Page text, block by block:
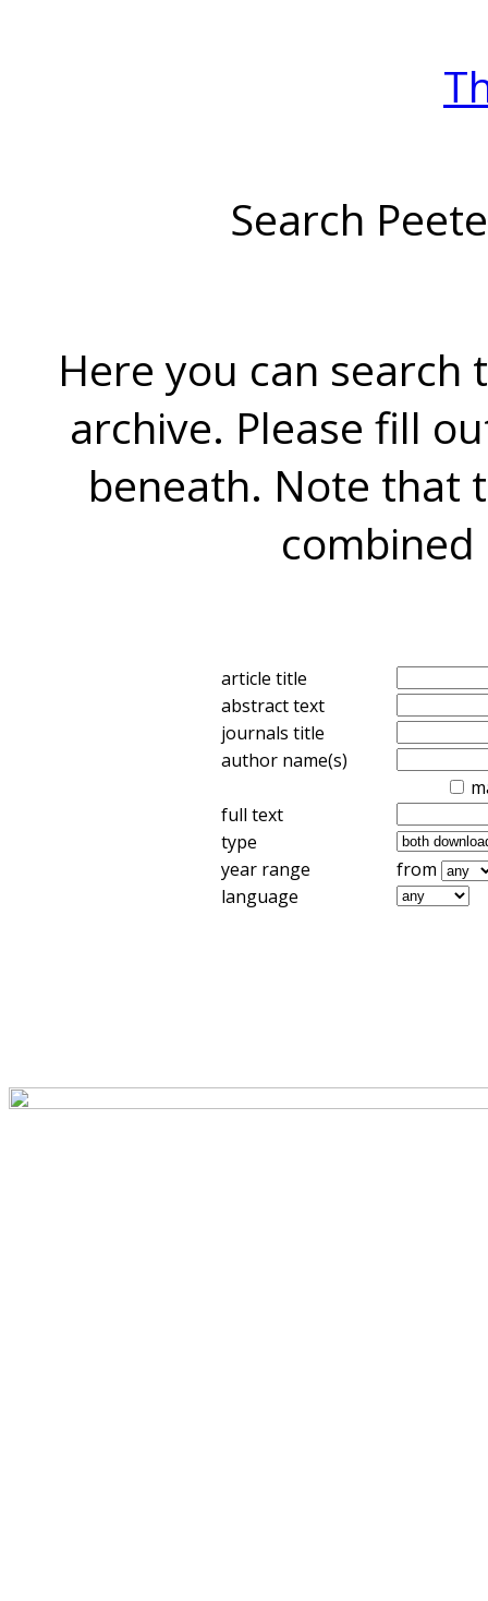
Search
Here you can search
archive. Please fill
beneath. Note that
combined
article title
abstract text
journals title
author name(s)
full text
type
year range
from
language